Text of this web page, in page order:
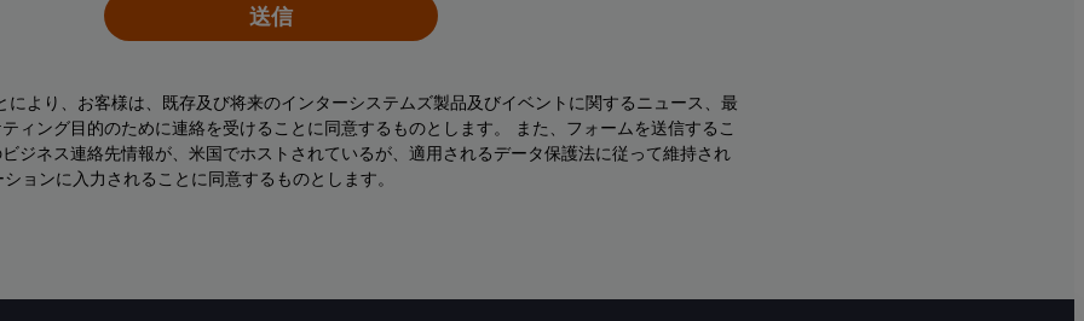
送信
より、お客様は、既存及び将来のインターシステムズ製品及びイベントに関するニュース、最
ィング目的のために連絡を受けることに同意するものとします。 また、フォームを送信するこ
ジネス連絡先情報が、米国でホストされているが、適用されるデータ保護法に従って維持され
ョンに入力されることに同意するものとします。